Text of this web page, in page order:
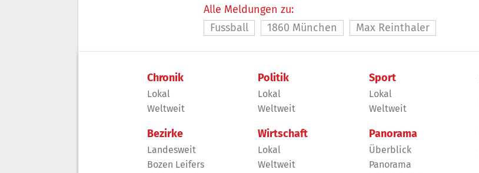
Alle Meldungen zu:
Fussball
1860 München Max Reinthaler
Chronik
Lokal
Weltweit
Bezirke
Landesweit
Bozen Leifers
Politik
Lokal
Weltweit
Wirtschaft
Lokal
Weltweit
Sport
Lokal
Weltweit
Panorama
Überblick
Panorama